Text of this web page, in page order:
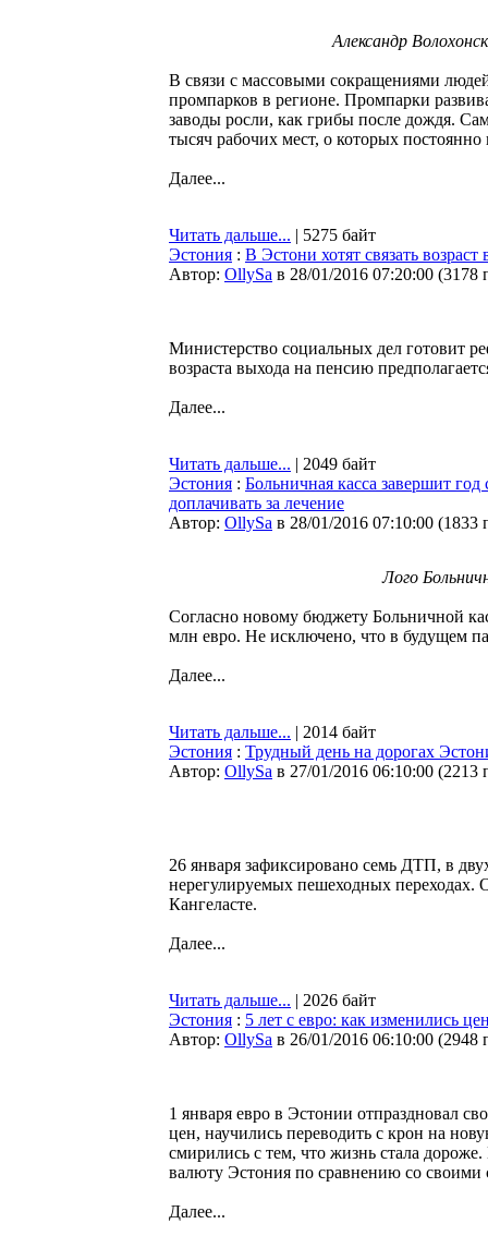
Александр
В связи с массовыми сокращениями
промпарков в регионе. Промпарки
заводы росли, как грибы после дождя.
тысяч рабочих мест, о которых постоянно
Далее...
Читать дальше... | 5275 байт
Эстония : В Эстони хотят связать
Автор: OllySa в 28/01/2016 07:20:00 (3178
Министерство социальных дел готовит
возраста выхода на пенсию
Далее...
Читать дальше... | 2049 байт
Эстония : Больничная касса завершит
доплачивать за лечение
Автор: OllySa в 28/01/2016 07:10:00 (1833
Лого
Согласно новому бюджету Больничной
млн евро. Не исключено, что в будущем
Далее...
Читать дальше... | 2014 байт
Эстония : Трудный день на дорогах
Автор: OllySa в 27/01/2016 06:10:00 (2213
26 января зафиксировано семь ДТП, в
нерегулируемых пешеходных переходах.
Кангеласте.
Далее...
Читать дальше... | 2026 байт
Эстония : 5 лет с евро: как изменились
Автор: OllySa в 26/01/2016 06:10:00 (2948
1 января евро в Эстонии отпраздновал
цен, научились переводить с крон на
смирились с тем, что жизнь стала
валюту Эстония по сравнению со своими
Далее...